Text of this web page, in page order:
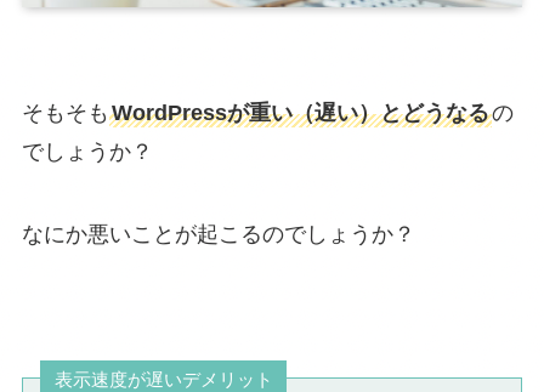
そもそも WordPressが重い（遅い）とどうなるの
でしょうか？
なにか悪いことが起こるのでしょうか？
表示速度が遅いデメリット